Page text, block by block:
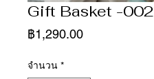
Gift Basket -002
฿1,290.00ราคา
จำนวน *